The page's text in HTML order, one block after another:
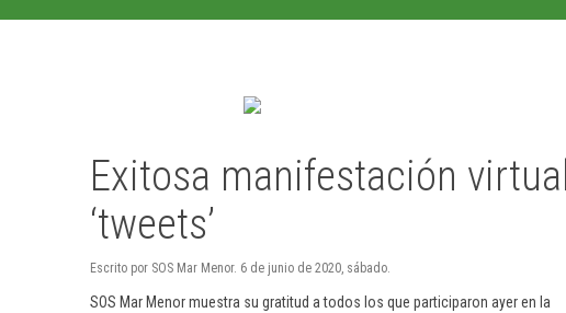
Exitosa manifestación
‘tweets’
Escrito por SOS Mar Menor. 6 de junio de 2020, sábado.
SOS Mar Menor muestra su gratitud a todos los que participaron ayer en la